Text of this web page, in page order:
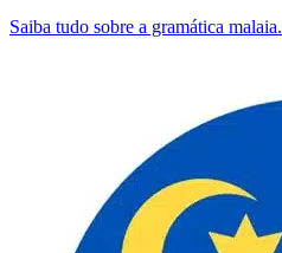
Saiba tudo sobre a gramática malaia.